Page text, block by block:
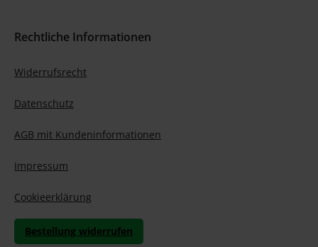
Rechtliche Informationen
Widerrufsrecht
Datenschutz
AGB mit Kundeninformationen
Impressum
Cookieerklärung
Bestellung widerrufen